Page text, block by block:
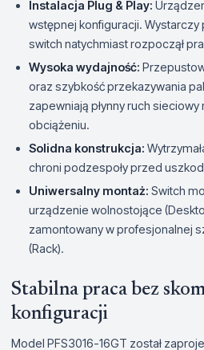
Instalacja Plug & Play:
wstępnej konfiguracji. Wystarczy
switch natychmiast rozpoczął
Wysoka wydajność:
oraz szybkość przekazywania
zapewniają płynny ruch
obciążeniu.
Solidna konstrukcja:
chroni podzespoły przed
Uniwersalny montaż: Switch
urządzenie wolnostojące
zamontowany w profesjonalnej
(Rack).
Stabilna praca bez
konfiguracji
Model PFS3016-16GT został